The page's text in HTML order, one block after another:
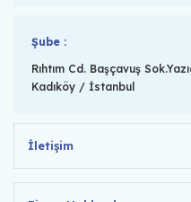
Şube :
Rıhtım Cd. Başçavuş
Kadıköy / İstanbul
İletişim